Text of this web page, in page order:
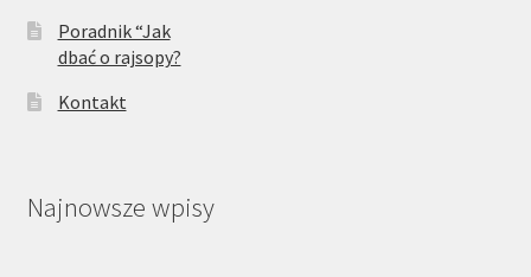
Poradnik “Jak
dbać o rajsopy?
Kontakt
Najnowsze wpisy